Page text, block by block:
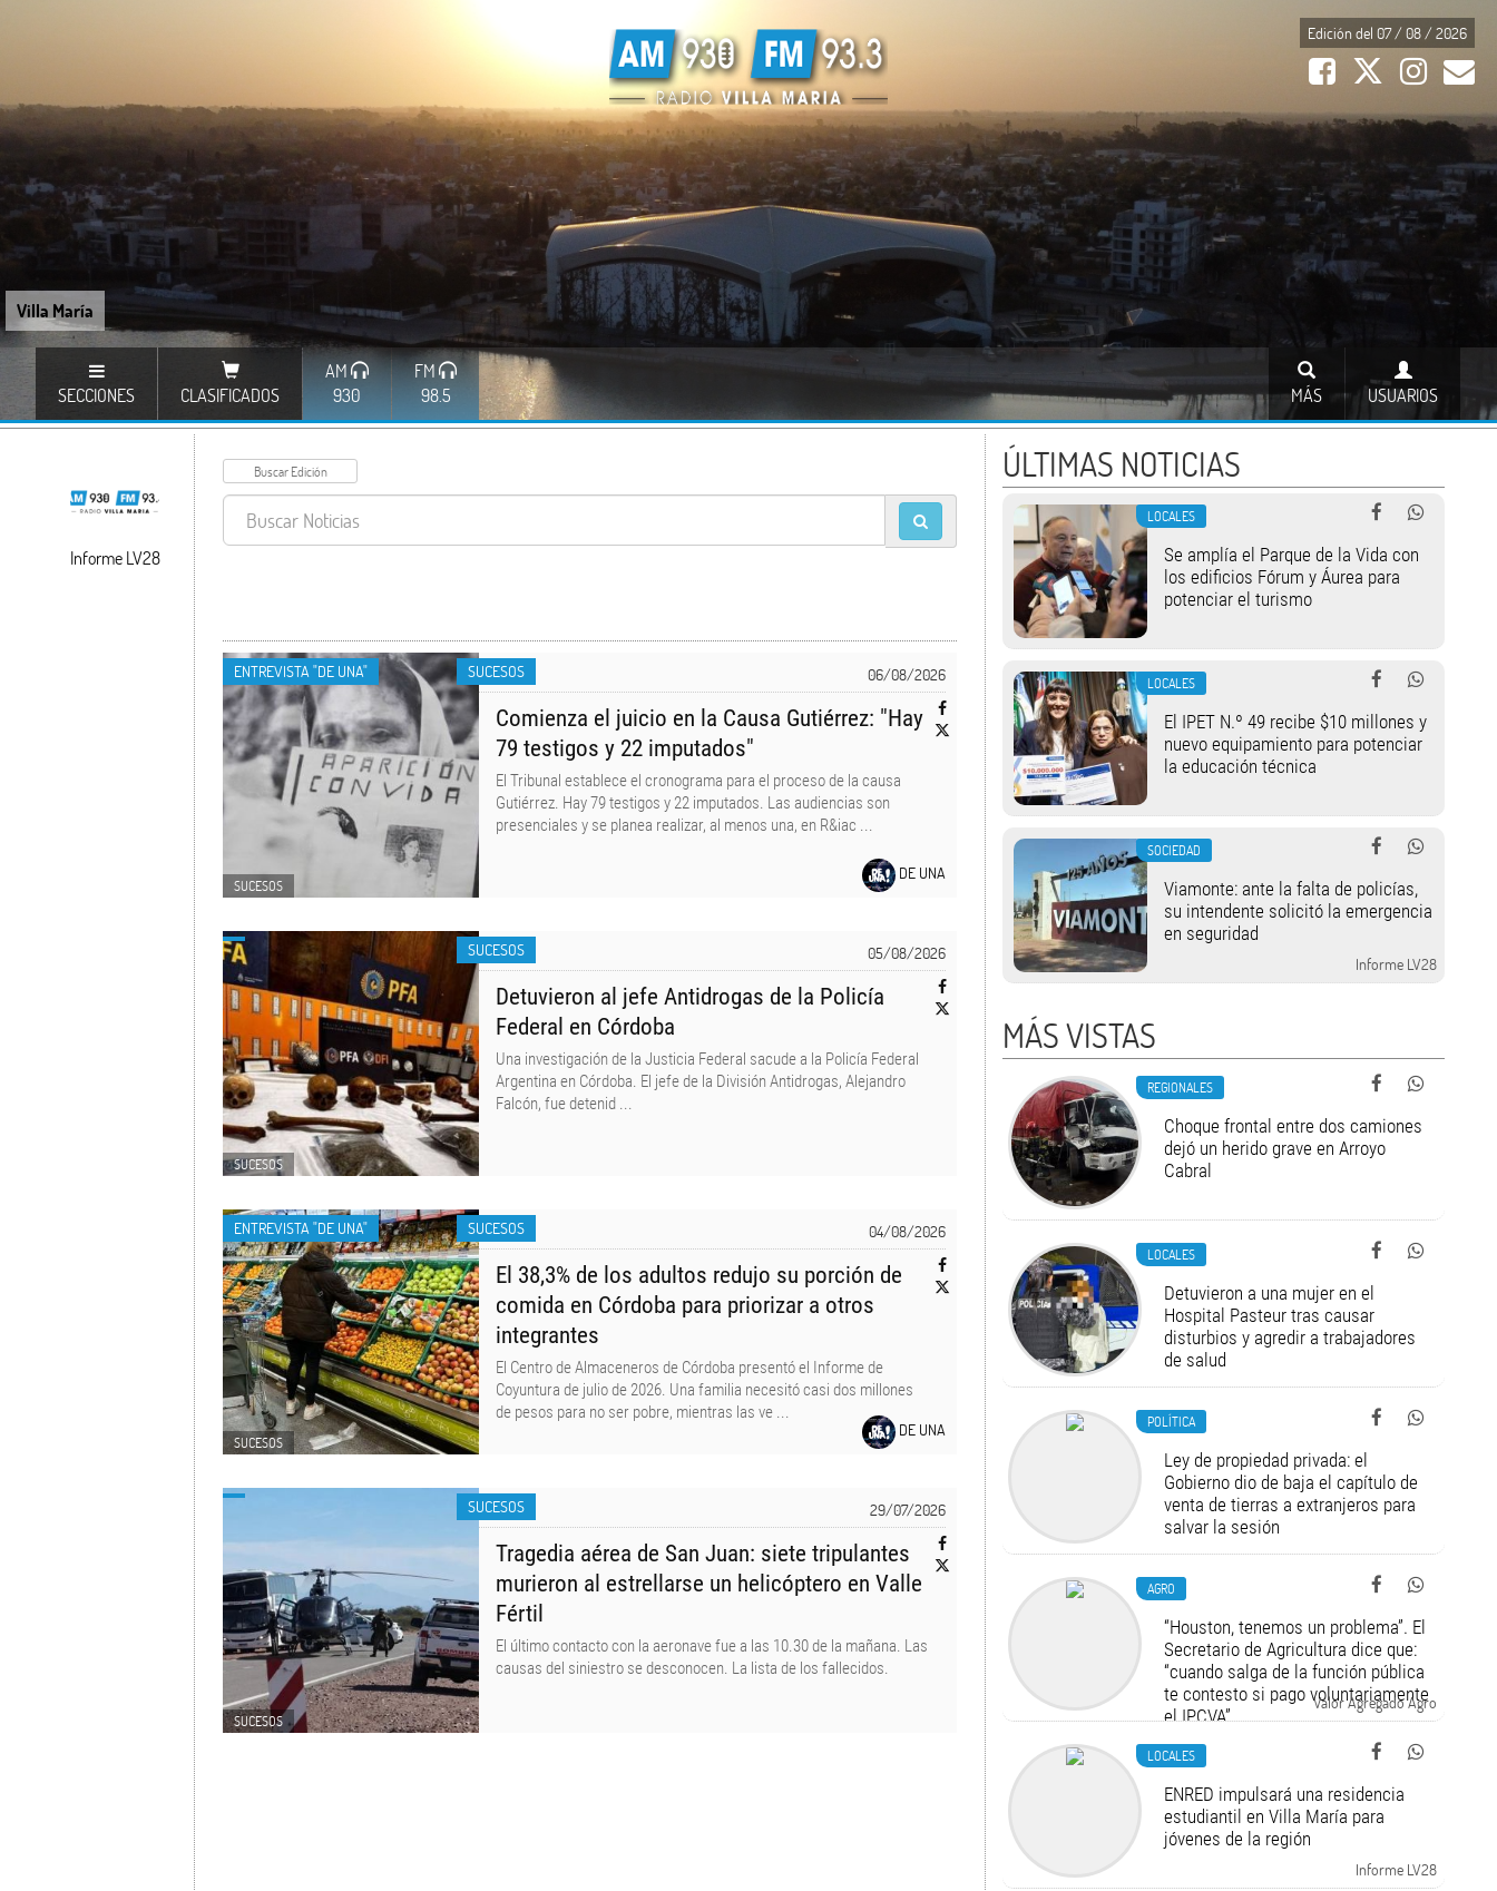
Villa María
Edición del 07 / 08 / 2026
SECCIONES CLASIFICADOS
AM
930
FM
98.5
USUARIOS
MÁS
Informe LV28
06/08/2026
SUCESOS
SUCESOS
Comienza el juicio en la Causa Gutiérrez: "Hay
79 testigos y 22 imputados"
El Tribunal establece el cronograma para el proceso de la causa
Gutiérrez. Hay 79 testigos y 22 imputados. Las audiencias son
presenciales y se planea realizar, al menos una, en R&iac ...
ENTREVISTA "DE UNA"
DE UNA
05/08/2026
SUCESOS
SUCESOS
Detuvieron al jefe Antidrogas de la Policía
Federal en Córdoba
Una investigación de la Justicia Federal sacude a la Policía Federal
Argentina en Córdoba. El jefe de la División Antidrogas, Alejandro
Falcón, fue detenid ...
04/08/2026
SUCESOS
SUCESOS
El 38,3% de los adultos redujo su porción de
comida en Córdoba para priorizar a otros
integrantes
El Centro de Almaceneros de Córdoba presentó el Informe de
Coyuntura de julio de 2026. Una familia necesitó casi dos millones
de pesos para no ser pobre, mientras las ve ...
ENTREVISTA "DE UNA"
DE UNA
29/07/2026
SUCESOS
SUCESOS
Tragedia aérea de San Juan: siete tripulantes
murieron al estrellarse un helicóptero en Valle
Fértil
El último contacto con la aeronave fue a las 10.30 de la mañana. Las
causas del siniestro se desconocen. La lista de los fallecidos.
ÚLTIMAS NOTICIAS
LOCALES
Se amplía el Parque de la Vida con
los edificios Fórum y Áurea para
potenciar el turismo
LOCALES
El IPET N.º 49 recibe $10 millones y
nuevo equipamiento para potenciar
la educación técnica
SOCIEDAD
Viamonte: ante la falta de policías,
su intendente solicitó la emergencia
en seguridad
Informe LV28
MÁS VISTAS
REGIONALES
Choque frontal entre dos camiones
dejó un herido grave en Arroyo
Cabral
LOCALES
Detuvieron a una mujer en el
Hospital Pasteur tras causar
disturbios y agredir a trabajadores
de salud
POLÍTICA
Ley de propiedad privada: el
Gobierno dio de baja el capítulo de
venta de tierras a extranjeros para
salvar la sesión
AGRO
“Houston, tenemos un problema”. El
Secretario de Agricultura dice que:
“cuando salga de la función pública
te contesto si pago voluntariamente
el IPCVA”
Valor Agregado Agro
LOCALES
ENRED impulsará una residencia
estudiantil en Villa María para
jóvenes de la región
Informe LV28